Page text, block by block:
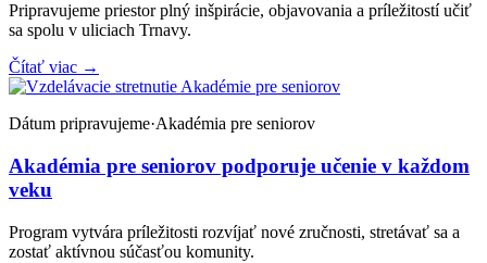
Pripravujeme priestor plný inšpirácie, objavovania a príležitostí učiť
sa spolu v uliciach Trnavy.
Čítať viac →
Dátum pripravujeme·Akadémia pre seniorov
Akadémia pre seniorov podporuje učenie v každom
veku
Program vytvára príležitosti rozvíjať nové zručnosti, stretávať sa a
zostať aktívnou súčasťou komunity.